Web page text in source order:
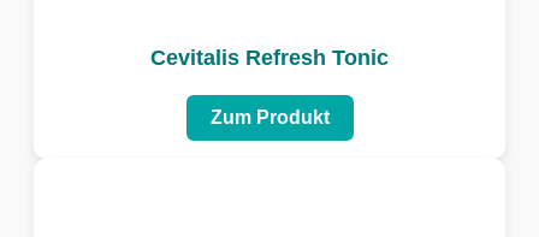
Cevitalis Refresh Tonic
Zum Produkt